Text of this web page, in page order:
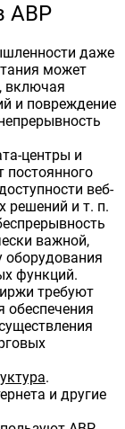
АВР
даже
может
включая
и повреждение
центры и
постоянного
веб-
решений и т. п.
важной,
оборудования
функций.
требуют
обеспечения
.
и другие